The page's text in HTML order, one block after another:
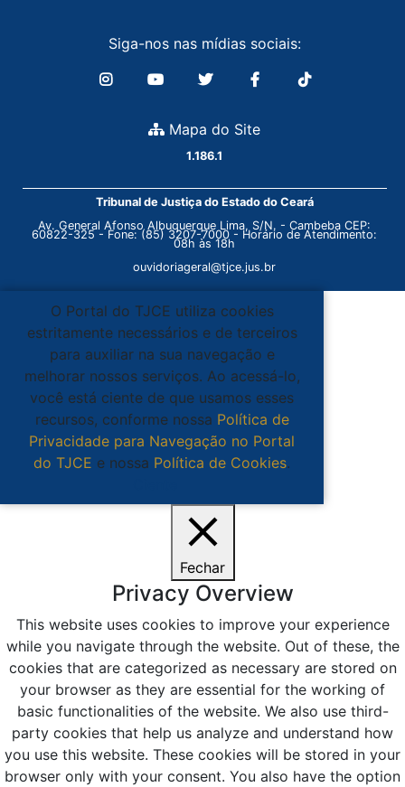
Siga-nos nas mídias sociais:
Mapa do Site
1.186.1
Tribunal de Justiça do Estado do Ceará
Av. General Afonso Albuquerque Lima, S/N. - Cambeba CEP:
60822-325 - Fone: (85) 3207-7000 - Horário de Atendimento:
08h às 18h
ouvidoriageral@tjce.jus.br
O Portal do TJCE utiliza cookies
estritamente necessários e de terceiros
para auxiliar na sua navegação e
melhorar nossos serviços. Ao acessá-lo,
você está ciente de que usamos esses
recursos, conforme nossa Política de
Privacidade para Navegação no Portal
do TJCE e nossa Política de Cookies.
Fechar
Privacy Overview
This website uses cookies to improve your experience
while you navigate through the website. Out of these, the
cookies that are categorized as necessary are stored on
your browser as they are essential for the working of
basic functionalities of the website. We also use third-
party cookies that help us analyze and understand how
you use this website. These cookies will be stored in your
browser only with your consent. You also have the option